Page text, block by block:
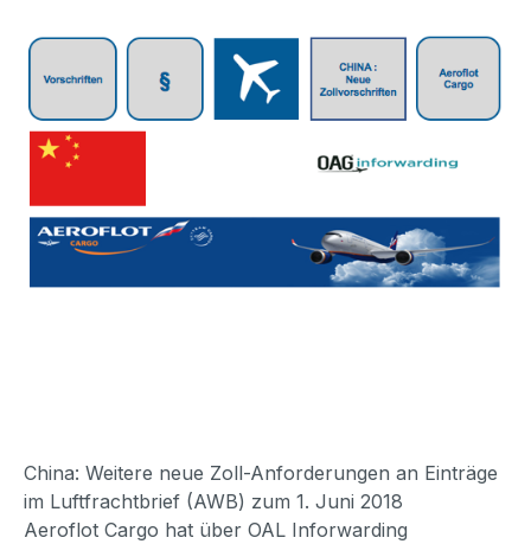
China: Weitere neue Zoll-Anforderungen an Einträge
im Luftfrachtbrief (AWB) zum 1. Juni 2018
Aeroflot Cargo hat über OAL Inforwarding